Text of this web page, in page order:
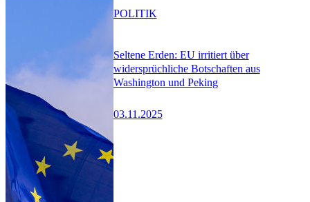
Seltene Erden: EU irritiert über
widersprüchliche Botschaften aus
Washington und Peking
03.11.2025
POLITIK